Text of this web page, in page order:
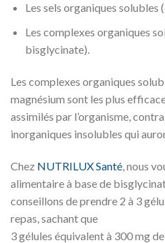
Les sels organiques
Les complexes organiques
bisglycinate).
Les complexes organiques
magnésium sont les plus
assimilés par l’organisme,
inorganiques insolubles qui
Chez NUTRILUX Santé , nous
alimentaire à base de
conseillons de prendre 2 à 3
repas, sachant que
3 gélules équivalent à 300 mg